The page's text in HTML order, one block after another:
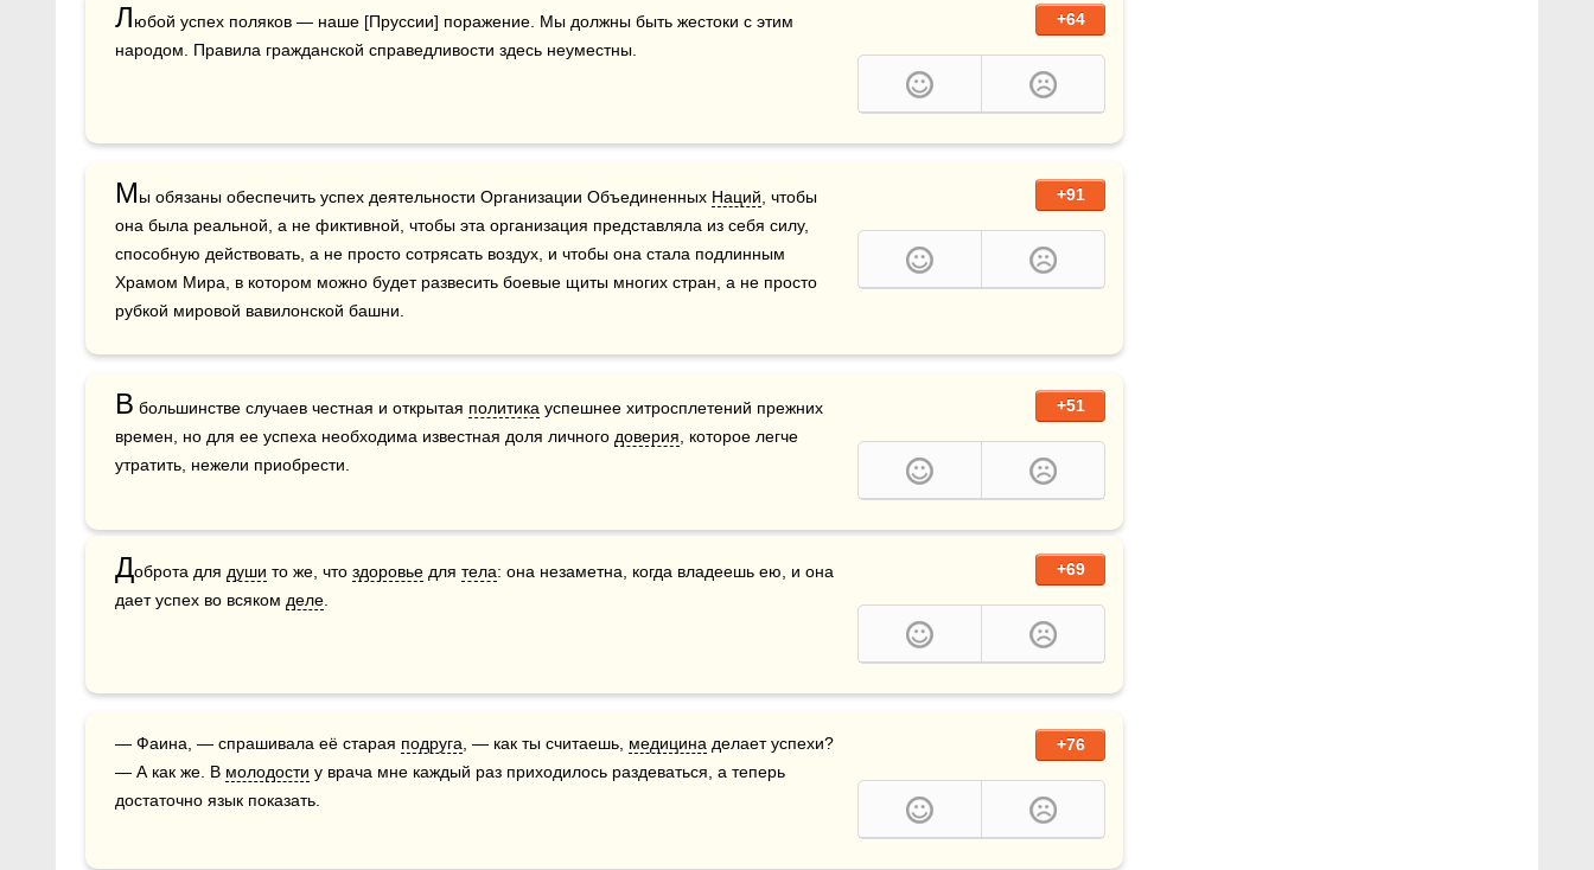
+64
Любой успех поляков — наше [Пруссии] поражение. Мы должны быть жестоки с этим
народом. Правила гражданской справедливости здесь неуместны.
+91
Мы обязаны обеспечить успех деятельности Организации Объединенных Наций , чтобы
она была реальной, а не фиктивной, чтобы эта организация представляла из себя силу,
способную действовать, а не просто сотрясать воздух, и чтобы она стала подлинным
Храмом Мира, в котором можно будет развесить боевые щиты многих стран, а не просто
рубкой мировой вавилонской башни.
+51
В большинстве случаев честная и открытая политика успешнее хитросплетений прежних
времен, но для ее успеха необходима известная доля личного доверия , которое легче
утратить, нежели приобрести.
+69
Доброта для души то же, что здоровье для тела: она незаметна, когда владеешь ею, и она
дает успех во всяком деле
+76
— Фаина, — спрашивала её старая подруга , — как ты считаешь, медицина делает успехи?
— А как же. В молодости у врача мне каждый раз приходилось раздеваться, а теперь
достаточно язык показать.